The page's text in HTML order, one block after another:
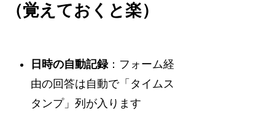
（覚えておくと楽）
日時の自動記録：フォーム経
由の回答は自動で「タイムス
タンプ」列が入ります